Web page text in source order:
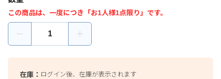
この商品は、一度につき「お1人様1点限り」です。
在庫： ログイン後、在庫が表示されます